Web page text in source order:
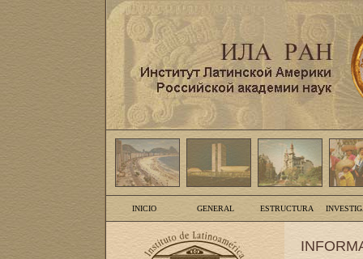
INICIO GENERAL ESTRUCTURA